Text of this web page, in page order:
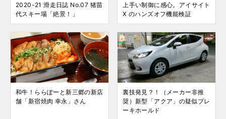
2020-21 滑走日誌 No.07 猪苗
代スキー場「絶景！」
上手い制御に感心。アイサイト
X のハンズオフ機能検証
和牛！ららぽーと新三郷の新店
舗「新宿焼肉 幸永」さん
裏技発見？！（メーカー非推
奨）新型「アクア」の疑似ブレ
ーキホールド